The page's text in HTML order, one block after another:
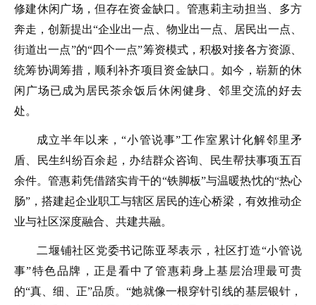
修建休闲广场，但存在资金缺口。管惠莉主动担当、多方
奔走，创新提出“企业出一点、物业出一点、居民出一点、
街道出一点”的“四个一点”筹资模式，积极对接各方资源、
统筹协调筹措，顺利补齐项目资金缺口。如今，崭新的休
闲广场已成为居民茶余饭后休闲健身、邻里交流的好去
处。
成立半年以来，“小管说事”工作室累计化解邻里矛
盾、民生纠纷百余起，办结群众咨询、民生帮扶事项五百
余件。管惠莉凭借踏实肯干的“铁脚板”与温暖热忱的“热心
肠”，搭建起企业职工与辖区居民的连心桥梁，有效推动企
业与社区深度融合、共建共融。
二堰铺社区党委书记陈亚琴表示，社区打造“小管说
事”特色品牌，正是看中了管惠莉身上基层治理最可贵
的“真、细、正”品质。“她就像一根穿针引线的基层银针，